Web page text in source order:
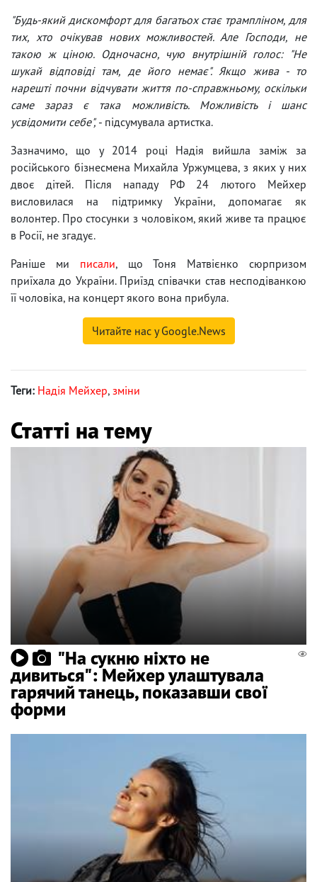
"Будь-який дискомфорт для багатьох стає трампліном, для
тих, хто очікував нових можливостей. Але Господи, не
такою ж ціною. Одночасно, чую внутрішній голос: "Не
шукай відповіді там, де його немає". Якщо жива - то
нарешті почни відчувати життя по-справжньому, оскільки
саме зараз є така можливість. Можливість і шанс
усвідомити себе", - підсумувала артистка.
Зазначимо, що у 2014 році Надія вийшла заміж за
російського бізнесмена Михайла Уржумцева, з яких у них
двоє дітей. Після нападу РФ 24 лютого Мейхер
висловилася на підтримку України, допомагає як
волонтер. Про стосунки з чоловіком, який живе та працює
в Росії, не згадує.
Раніше ми писали, що Тоня Матвієнко сюрпризом
приїхала до України. Приїзд співачки став несподіванкою
її чоловіка, на концерт якого вона прибула.
Читайте нас у Google.News
Теги: Надія Мейхер, зміни
Статті на тему
"На сукню ніхто не
дивиться": Мейхер улаштувала
гарячий танець, показавши свої
форми